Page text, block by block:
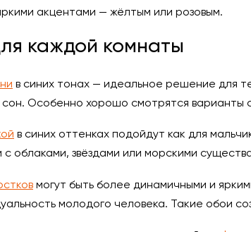
акцентами — жёлтым или розовым.
каждой комнаты
в синих тонах — идеальное решение для
сон. Особенно хорошо смотрятся
в синих оттенках подойдут как для
с облаками, звёздами или морскими
могут быть более динамичными и
молодого человека. Такие обои